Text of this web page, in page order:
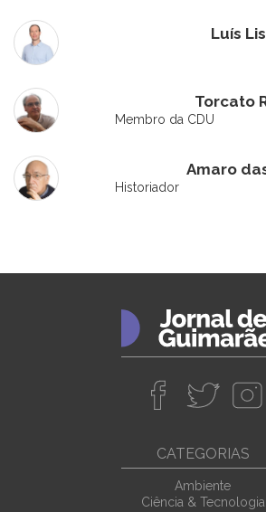
Luís
Torcato
Membro da CDU
Amaro
Historiador
CATEGORIAS
Ambiente
Ciência & Tecnologia